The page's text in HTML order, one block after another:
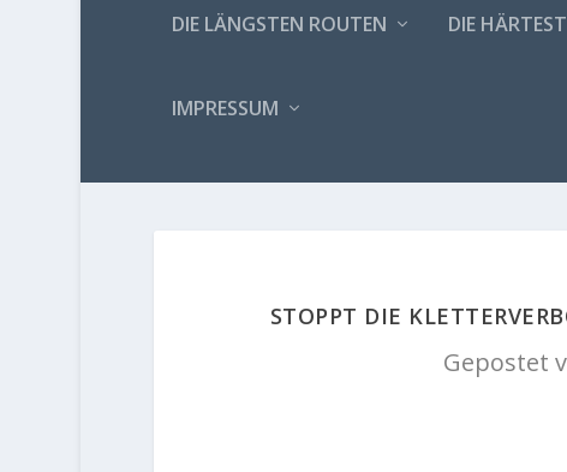
DIE LÄNGSTEN ROUTEN DIE
IMPRESSUM
STOPPT DIE
Gepostet